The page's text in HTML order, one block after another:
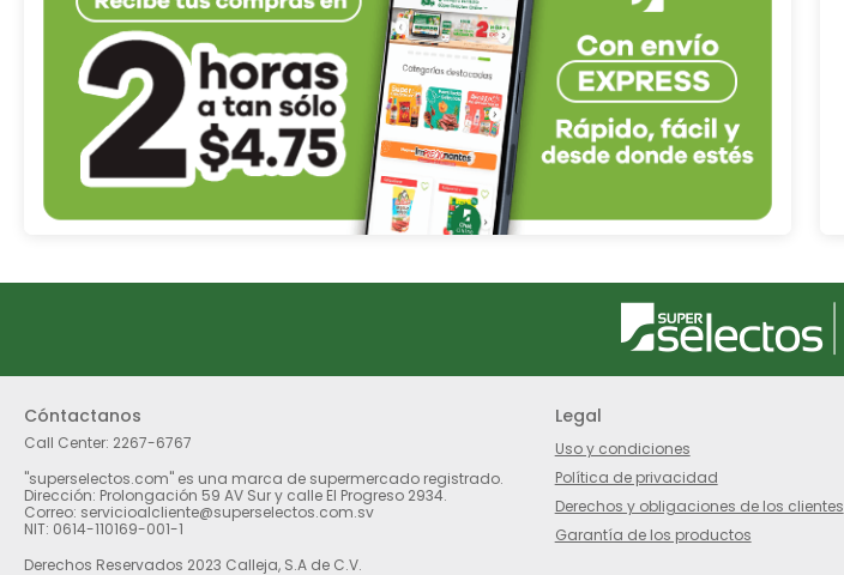
Cóntactanos
Call Center: 2267-6767
"superselectos.com" es una marca de supermercado registrado.
Dirección: Prolongación 59 AV Sur y calle El Progreso 2934.
Correo: servicioalcliente@superselectos.com.sv
NIT: 0614-110169-001-1
Derechos Reservados 2023 Calleja, S.A de C.V.
Legal
Uso y condiciones
Política de privacidad
Derechos y obligaciones de los clientes
Garantía de los productos